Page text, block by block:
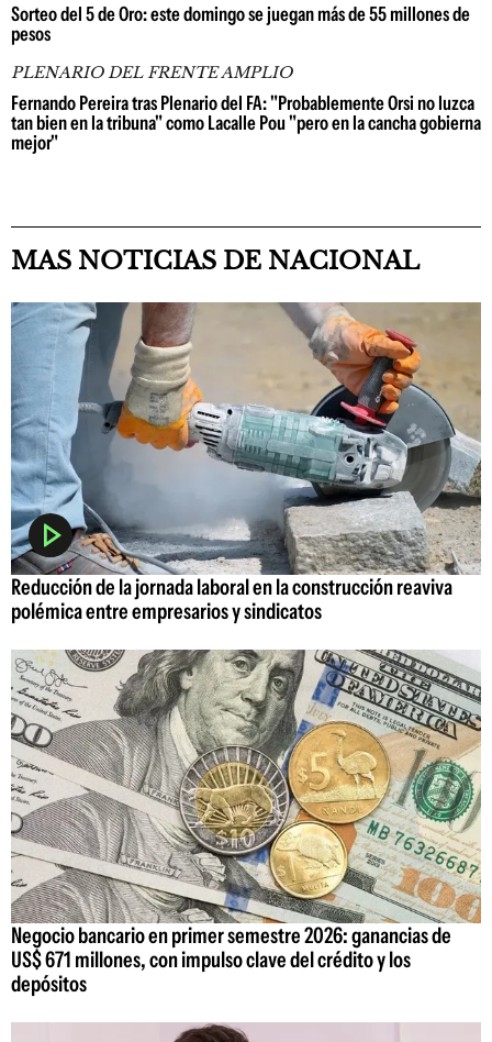
Sorteo del 5 de Oro: este domingo se juegan más de 55 millones de
pesos
PLENARIO DEL FRENTE AMPLIO
Fernando Pereira tras Plenario del FA: "Probablemente Orsi no luzca
tan bien en la tribuna" como Lacalle Pou "pero en la cancha gobierna
mejor"
MAS NOTICIAS DE NACIONAL
Reducción de la jornada laboral en la construcción reaviva
polémica entre empresarios y sindicatos
Negocio bancario en primer semestre 2026: ganancias de
US$ 671 millones, con impulso clave del crédito y los
depósitos